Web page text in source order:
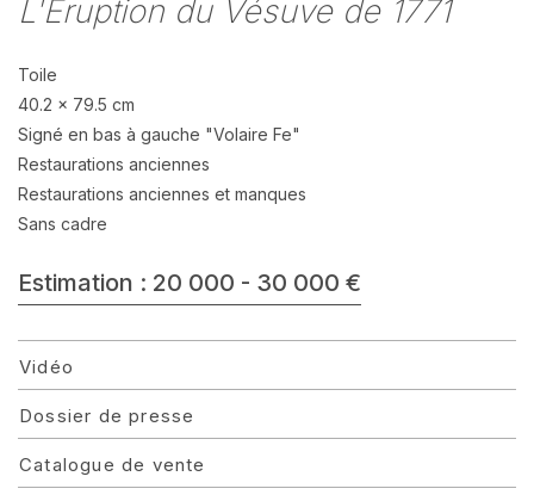
L'Eruption du Vésuve de 1771
Toile
40.2 x 79.5 cm
Signé en bas à gauche "Volaire Fe"
Restaurations anciennes
Restaurations anciennes et manques
Sans cadre
Estimation : 20 000 - 30 000 €
Vidéo
Dossier de presse
Catalogue de vente